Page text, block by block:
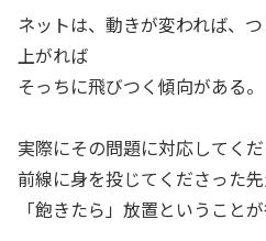
ネットは、動きが変われば、
上がれば
そっちに飛びつく傾向がある。
実際にその問題に対応してく
前線に身を投じてくださった
「飽きたら」放置ということ